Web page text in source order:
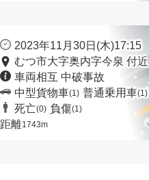
2023年11月30日(木)17:15
むつ市大字奥内字今泉 付近
車両相互 中破事故
中型貨物車(1) 普通乗用車(1)
死亡(0) 負傷(1)
距離1743m